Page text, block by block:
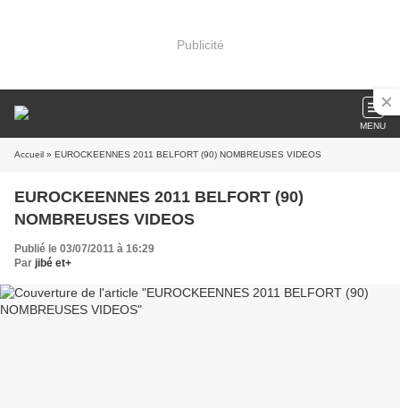
Publicité
MENU
Accueil » EUROCKEENNES 2011 BELFORT (90) NOMBREUSES VIDEOS
EUROCKEENNES 2011 BELFORT (90)
NOMBREUSES VIDEOS
Publié le 03/07/2011 à 16:29
Par jibé et+